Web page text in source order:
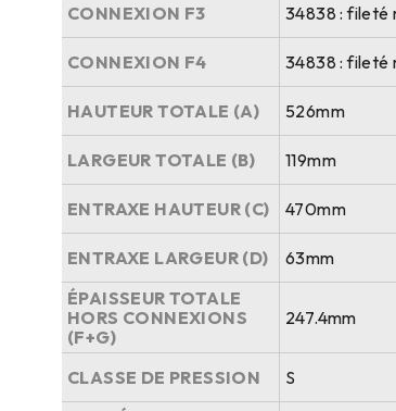
CONNEXION F3 34838 : fileté
CONNEXION F4 34838 : fileté
HAUTEUR TOTALE (A) 526mm
LARGEUR TOTALE (B) 119mm
ENTRAXE HAUTEUR (C) 470mm
ENTRAXE LARGEUR (D)
63mm
ÉPAISSEUR TOTALE
HORS CONNEXIONS
(F+G)
247.4mm
CLASSE DE PRESSION
S